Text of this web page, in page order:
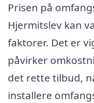
Prisen på
Hjermitslev kan
faktorer. Det er
påvirker
det rette tilbud,
installere